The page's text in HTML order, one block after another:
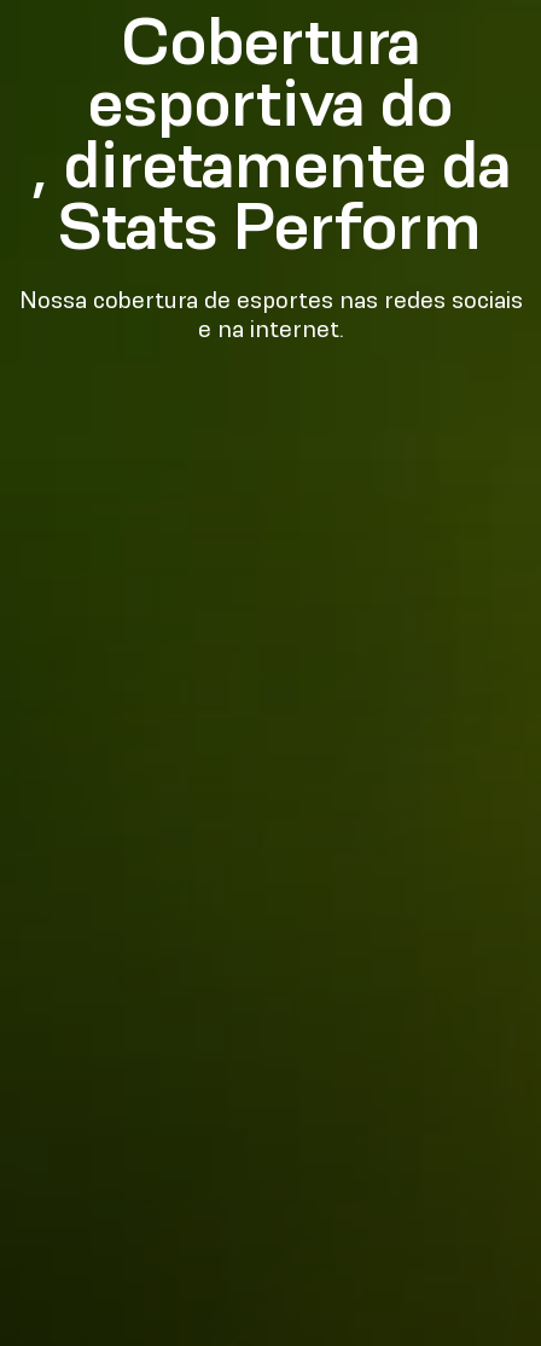
Cobertura
esportiva do
, diretamente da
Stats Perform
Nossa cobertura de esportes nas redes sociais
e na internet.